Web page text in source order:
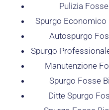
Pulizia
Spurgo
Autospurgo
Spurgo
Manutenzione
Spurgo Fosse
Ditte Spurgo